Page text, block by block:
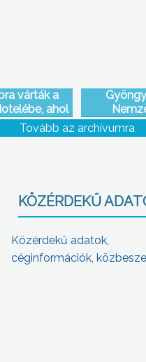
várták a
ahol
Tovább az archívumra
KÖZÉRDEKŰ
Közérdekű adatok,
céginformációk,